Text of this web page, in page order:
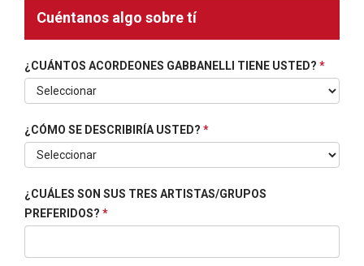
Cuéntanos algo sobre tí
¿CUÁNTOS ACORDEONES GABBANELLI TIENE USTED? *
¿CÓMO SE DESCRIBIRÍA USTED? *
¿CUÁLES SON SUS TRES ARTISTAS/GRUPOS
PREFERIDOS? *